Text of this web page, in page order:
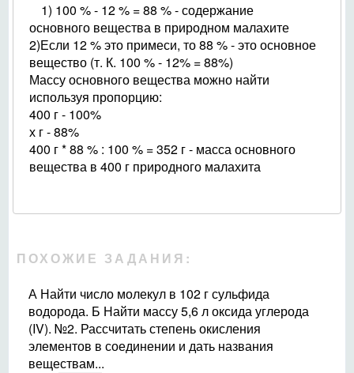
1) 100 % - 12 % = 88 % - содержание
основного вещества в природном малахите
2)Если 12 % это примеси, то 88 % - это основное
вещество (т. К. 100 % - 12% = 88%)
Массу основного вещества можно найти
используя пропорцию:
400 г - 100%
х г - 88%
400 г * 88 % : 100 % = 352 г - масса основного
вещества в 400 г природного малахита
ПОХОЖИЕ ЗАДАНИЯ:
А Найти число молекул в 102 г сульфида
водорода. Б Найти массу 5,6 л оксида углерода
(IV). №2. Рассчитать степень окисления
элементов в соединении и дать названия
веществам...